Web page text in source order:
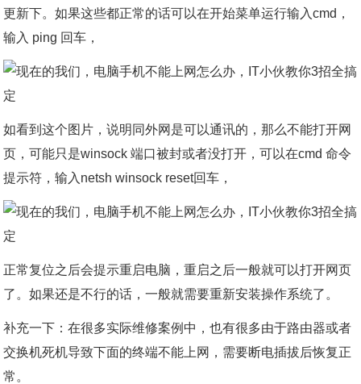
更新下。如果这些都正常的话可以在开始菜单运行输入cmd，
输入 ping 回车，
如看到这个图片，说明同外网是可以通讯的，那么不能打开网
页，可能只是winsock 端口被封或者没打开，可以在cmd 命令
提示符，输入netsh winsock reset回车，
正常复位之后会提示重启电脑，重启之后一般就可以打开网页
了。如果还是不行的话，一般就需要重新安装操作系统了。
补充一下：在很多实际维修案例中，也有很多由于路由器或者
交换机死机导致下面的终端不能上网，需要断电插拔后恢复正
常。